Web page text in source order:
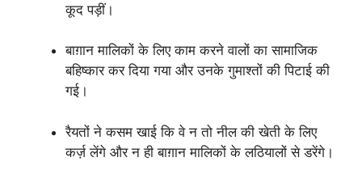
कूद पड़ीं।
बाग़ान मालिकों के लिए काम करने वालों का सामाजिक
बहिष्कार कर दिया गया और उनके गुमाश्तों की पिटाई की
गई।
रैयतों ने कसम खाई कि वे न तो नील की खेती के लिए
कर्ज़ लेंगे और न ही बाग़ान मालिकों के लठियालों से डरेंगे।